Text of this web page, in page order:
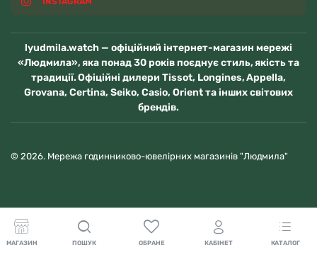
lyudmila.watch — офіційний інтернет-магазин мережі
«Людмила», яка понад 30 років поєднує стиль, якість та
традиції. Офіційні дилери Tissot, Longines, Appella,
Grovana, Certina, Seiko, Casio, Orient та інших світових
брендів.
© 2026. Мережа годинниково-ювелірних магазинів "Людмила"
МАГАЗИН ПОШУК ОБРАНЕ КАБІНЕТ КАТАЛОГ